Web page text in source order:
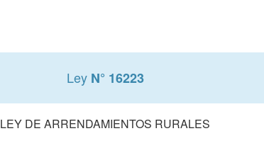
Ley N° 16223
LEY DE ARRENDAMIENTOS RURALES